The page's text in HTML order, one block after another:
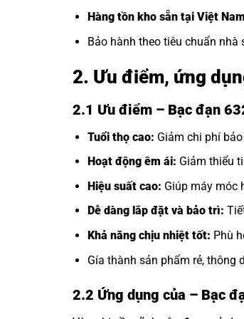
Hàng tồn kho sẵn tại Việt
Bảo hành theo tiêu chuẩn nhà
2. Ưu điểm, ứng
2.1 Ưu điểm – Bạc đạn
Tuổi thọ cao: Giảm chi phí
Hoạt động êm ái: Giảm thiểu
Hiệu suất cao: Giúp máy móc
Dễ dàng lắp đặt và bảo trì:
Khả năng chịu nhiệt tốt: Phù
Gía thành sản phẩm rẻ, thông
2.2 Ứng dụng của – Bạc